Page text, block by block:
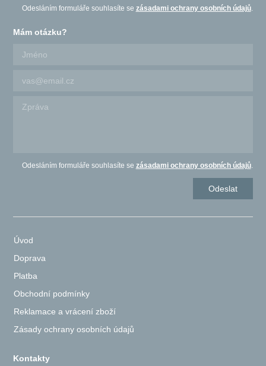
Odesláním formuláře souhlasíte se zásadami ochrany osobních údajů.
Mám otázku?
Odesláním formuláře souhlasíte se zásadami ochrany osobních údajů.
Úvod
Doprava
Platba
Obchodní podmínky
Reklamace a vrácení zboží
Zásady ochrany osobních údajů
Kontakty